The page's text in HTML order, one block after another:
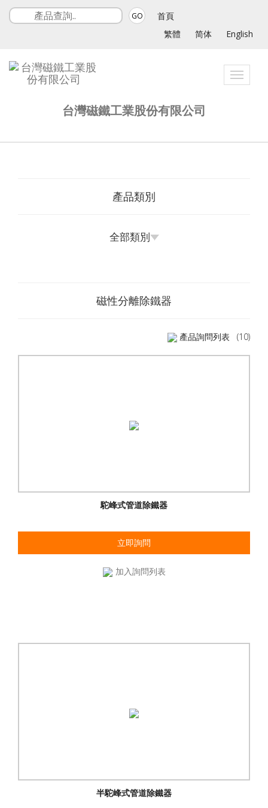
GO
首頁
繁體
简体 English
Toggle
台灣磁鐵工業股份有限公司
產品類別
全部類別
磁性分離除鐵器
產品詢問列表 (10)
駝峰式管道除鐵器
立即詢問
加入詢問列表
半駝峰式管道除鐵器